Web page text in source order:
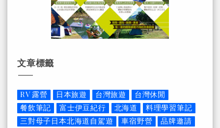
文章標籤
RV 露營 日本旅遊 台灣旅遊
台灣休閒
餐飲筆記
富士伊豆紀行 北海道
料理學習筆記
三對母子日本北海道自駕遊
車宿野營 品牌邀請